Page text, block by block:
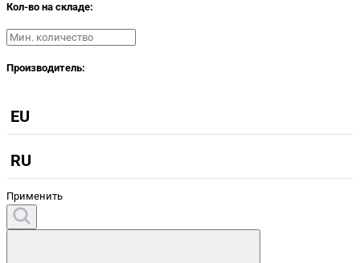
Кол-во на складе:
Производитель:
EU
RU
Применить